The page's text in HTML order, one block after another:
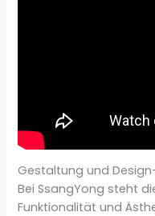
Gestaltung und
Bei SsangYong steht
Funktionalität und